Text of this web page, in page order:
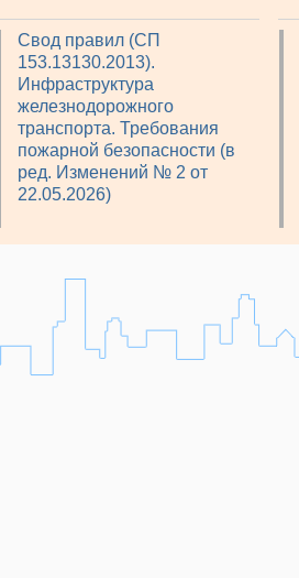
Свод правил (СП
153.13130.2013).
Инфраструктура
железнодорожного
транспорта. Требования
пожарной безопасности (в
ред. Изменений № 2 от
22.05.2026)